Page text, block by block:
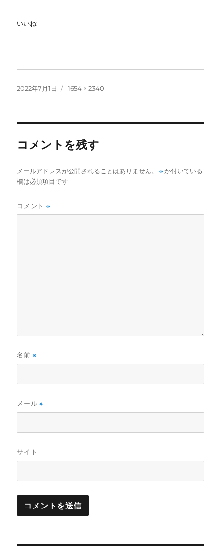
いいね:
投
2022年7月1日
フ
1654 × 2340
コメントを残す
メールアドレスが公開されることはありません。 ※ が付いている
欄は必須項目です
コメント※
名前※
メール※
サイト